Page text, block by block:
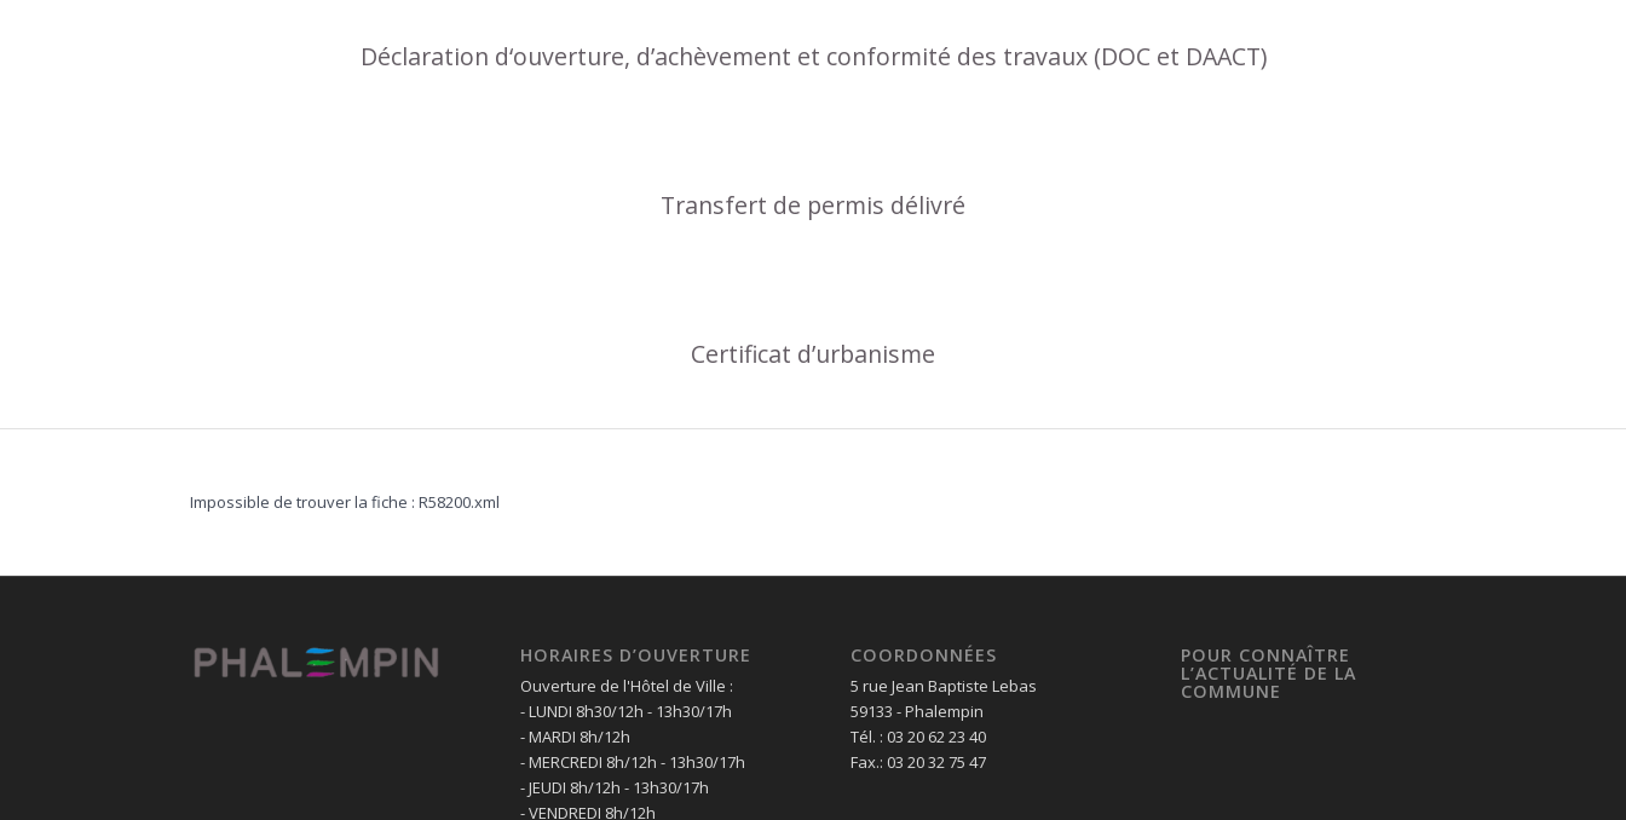
Déclaration d‘ouverture, d’achèvement et conformité des travaux (DOC et DAACT)
Transfert de permis délivré
Certificat d’urbanisme
Impossible de trouver la fiche : R58200.xml
HORAIRES D’OUVERTURE
Ouverture de l'Hôtel de Ville :
- LUNDI 8h30/12h - 13h30/17h
- MARDI 8h/12h
- MERCREDI 8h/12h - 13h30/17h
- JEUDI 8h/12h - 13h30/17h
- VENDREDI 8h/12h
COORDONNÉES
5 rue Jean Baptiste Lebas
59133 - Phalempin
Tél. : 03 20 62 23 40
Fax.: 03 20 32 75 47
POUR CONNAÎTRE
L’ACTUALITÉ DE LA
COMMUNE